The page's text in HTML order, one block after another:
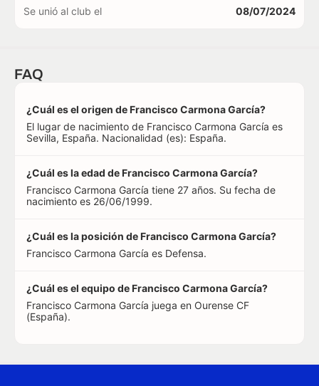
Se unió al club el 08/07/2024
FAQ
¿Cuál es el origen de Francisco Carmona García?
El lugar de nacimiento de Francisco Carmona García es
Sevilla, España. Nacionalidad (es): España.
¿Cuál es la edad de Francisco Carmona García?
Francisco Carmona García tiene 27 años. Su fecha de
nacimiento es 26/06/1999.
¿Cuál es la posición de Francisco Carmona García?
Francisco Carmona García es Defensa.
¿Cuál es el equipo de Francisco Carmona García?
Francisco Carmona García juega en Ourense CF
(España).